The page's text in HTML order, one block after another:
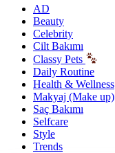
AD
Beauty
Celebrity
Cilt Bakımı
Classy Pets
Daily Routine
Health & Wellness
Makyaj (Make up)
Saç Bakımı
Selfcare
Style
Trends